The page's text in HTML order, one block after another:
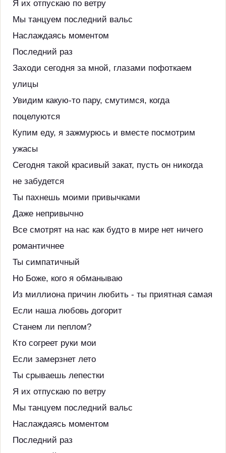
Я их отпускаю по ветру
Мы танцуем последний вальс
Наслаждаясь моментом
Последний раз
Заходи сегодня за мной, глазами пофоткаем
улицы
Увидим какую-то пару, смутимся, когда
поцелуются
Купим еду, я зажмурюсь и вместе посмотрим
ужасы
Сегодня такой красивый закат, пусть он никогда
не забудется
Ты пахнешь моими привычками
Даже непривычно
Все смотрят на нас как будто в мире нет ничего
романтичнее
Ты симпатичный
Но Боже, кого я обманываю
Из миллиона причин любить - ты приятная самая
Если наша любовь догорит
Станем ли пеплом?
Кто согреет руки мои
Если замерзнет лето
Ты срываешь лепестки
Я их отпускаю по ветру
Мы танцуем последний вальс
Наслаждаясь моментом
Последний раз